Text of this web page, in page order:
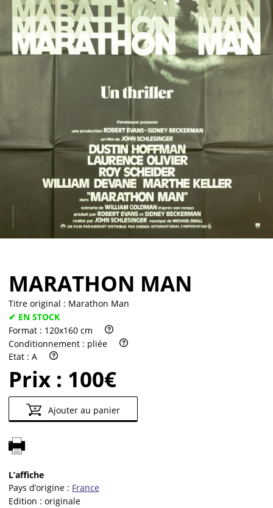
Vendre
MARATHON MAN
Titre original : Marathon Man
✔ EN STOCK
Format : 120x160 cm
Conditionnement : pliée
Etat : A
Prix : 100€
Ajouter au panier
L’affiche
Pays d’origine : France
Edition : originale